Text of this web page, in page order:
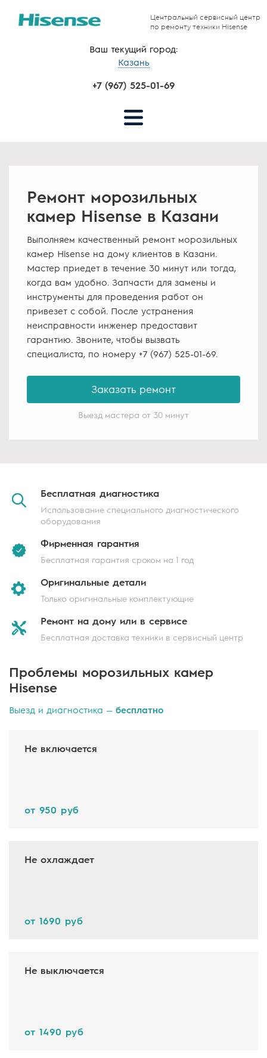
Центральный сервисный центр
по ремонту техники Hisense
Ваш текущий город:
Казань
+7 (967) 525-01-69
Ремонт морозильных
камер Hisense в Казани
Выполняем качественный ремонт морозильных
камер Hisense на дому клиентов в Казани.
Мастер приедет в течение 30 минут или тогда,
когда вам удобно. Запчасти для замены и
инструменты для проведения работ он
привезет с собой. После устранения
неисправности инженер предоставит
гарантию. Звоните, чтобы вызвать
специалиста, по номеру +7 (967) 525-01-69.
Заказать ремонт
Выезд мастера от 30 минут
Бесплатная диагностика
Использование специального диагностического
оборудования
Фирменная гарантия
Бесплатная гарантия сроком на 1 год
Оригинальные детали
Только оригинальные комплектующие
Ремонт на дому или в сервисе
Бесплатная доставка техники в сервисный центр
Проблемы морозильных камер
Hisense
Выезд и диагностика — бесплатно
Не включается
от 950 руб
Не охлаждает
от 1690 руб
Не выключается
от 1490 руб